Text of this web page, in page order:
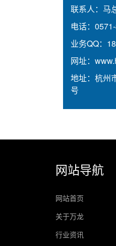
联系人： 马
电话：
业务QQ：
网址：
地址： 杭州
号
网站导航
网站首页
关于万龙
行业资讯